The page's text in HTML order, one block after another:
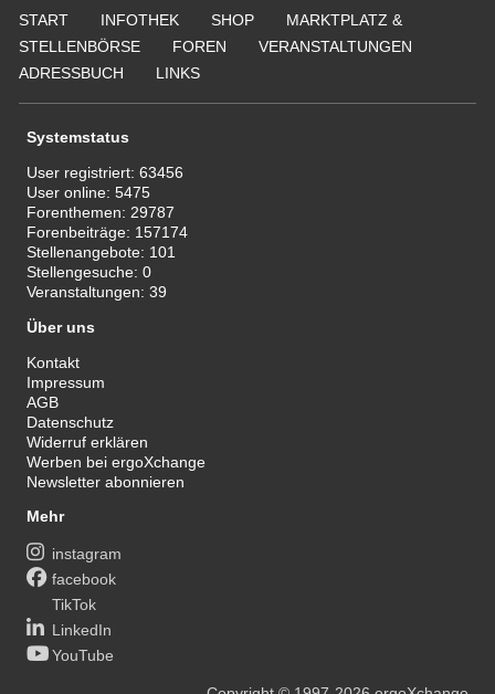
START INFOTHEK SHOP
MARKTPLATZ &
STELLENBÖRSE
FOREN
VERANSTALTUNGEN
ADRESSBUCH
LINKS
Systemstatus
User registriert:63456
User online:5475
Forenthemen: 29787
Forenbeiträge: 157174
Stellenangebote: 101
Stellengesuche:0
Veranstaltungen:39
Über uns
Kontakt
Impressum
AGB
Datenschutz
Widerruf erklären
Werben bei ergoXchange
Newsletter abonnieren
Mehr
instagram
facebook
TikTok
LinkedIn
YouTube